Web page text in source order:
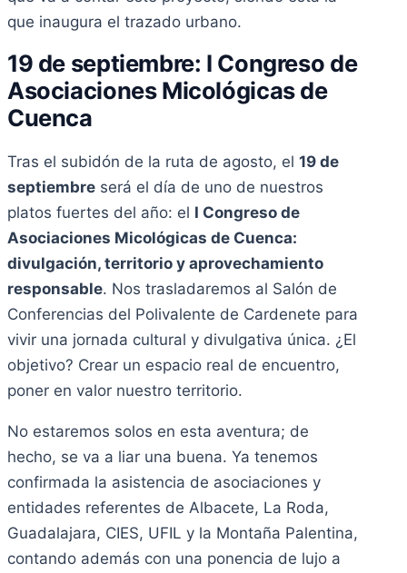
que inaugura el trazado urbano.
19 de septiembre: I Congreso de
Asociaciones Micológicas de
Cuenca
Tras el subidón de la ruta de agosto, el 19 de
septiembre será el día de uno de nuestros
platos fuertes del año: el I Congreso de
Asociaciones Micológicas de Cuenca:
divulgación, territorio y aprovechamiento
responsable. Nos trasladaremos al Salón de
Conferencias del Polivalente de Cardenete para
vivir una jornada cultural y divulgativa única. ¿El
objetivo? Crear un espacio real de encuentro,
poner en valor nuestro territorio.
No estaremos solos en esta aventura; de
hecho, se va a liar una buena. Ya tenemos
confirmada la asistencia de asociaciones y
entidades referentes de Albacete, La Roda,
Guadalajara, CIES, UFIL y la Montaña Palentina,
contando además con una ponencia de lujo a